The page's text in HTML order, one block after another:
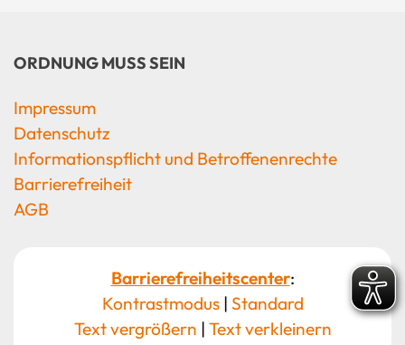
ORDNUNG MUSS SEIN
Impressum
Datenschutz
Informationspflicht und Betroffenenrechte
Barrierefreiheit
AGB
Barrierefreiheitscenter:
Kontrastmodus| Standard
Text vergrößern | Text verkleinern